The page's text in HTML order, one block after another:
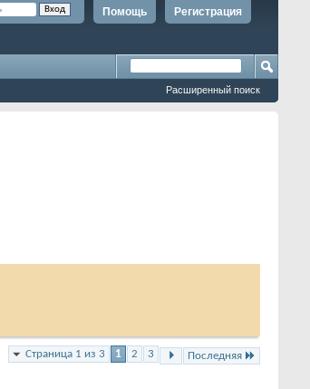
Регистрация
Помощь
Расширенный поиск
Страница 1 из 3 1 2 3 Последняя